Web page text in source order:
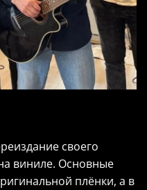
своего
виниле. Основные
плёнки, а в